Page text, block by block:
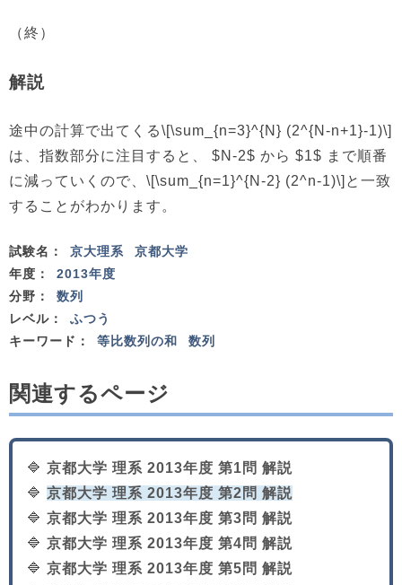
（終）
解説
途中の計算で出てくる\[\sum_{n=3}^{N} (2^{N-n+1}-1)\]
は、指数部分に注目すると、 $N-2$ から $1$ まで順番
に減っていくので、\[\sum_{n=1}^{N-2} (2^n-1)\]と一致
することがわかります。
試験名： 京大理系
京都大学
年度：
2013年度
分野：
数列
レベル：
ふつう
キーワード：
等比数列の和 数列
関連するページ
🔷 京都大学 理系 2013年度 第1問 解説
🔷 京都大学 理系 2013年度 第2問 解説
🔷 京都大学 理系 2013年度 第3問 解説
🔷 京都大学 理系 2013年度 第4問 解説
🔷 京都大学 理系 2013年度 第5問 解説